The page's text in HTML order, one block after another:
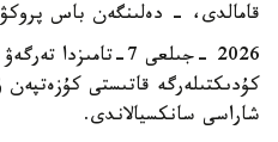
قامالدى، - دەلىنگەن باس
2026 -جىلعى 7-
كۇدىكتىلەرگە قاتىستى كۇزەتپەن
شاراسى سانكسيالاندى.